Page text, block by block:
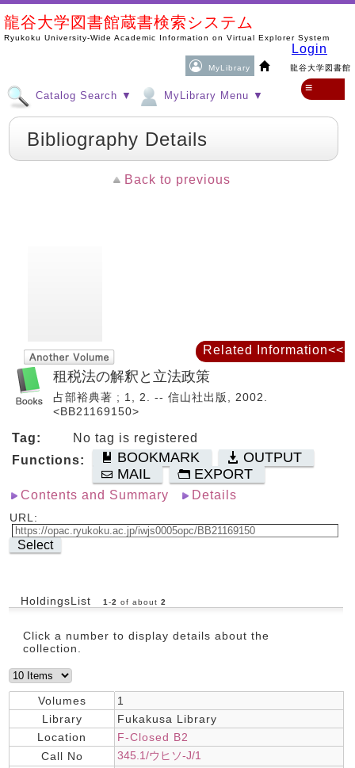
龍谷大学図書館蔵書検索システム
Ryukoku University-Wide Academic Information on Virtual Explorer System
MyLibrary 龍谷大学図書館
Login
Catalog Search ▼ MyLibrary Menu ▼
≡
Bibliography Details
Back to previous
租税法の解釈と立法政策
占部裕典著 ; 1, 2. -- 信山社出版, 2002.
<BB21169150>
Tag:
No tag is registered
Functions:
BOOKMARK
OUTPUT
MAIL
EXPORT
Contents and Summary Details
URL:
Select
HoldingsList 1 -2 of about 2
Click a number to display details about the
collection.
Volumes
1
Library
Fukakusa Library
Location
F-Closed B2
Call No
345.1/ウヒソ-J/1
Related Information<<